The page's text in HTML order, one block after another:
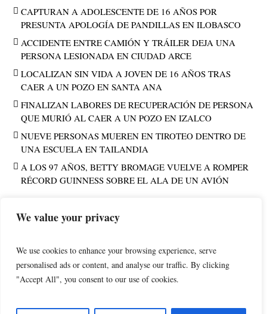
We value your privacy
We use cookies to enhance your browsing experience, serve
personalised ads or content, and analyse our traffic. By clicking
"Accept All", you consent to our use of cookies.
CAPTURAN A ADOLESCENTE DE 16 AÑOS POR
PRESUNTA APOLOGÍA DE PANDILLAS EN ILOBASCO
ACCIDENTE ENTRE CAMIÓN Y TRÁILER DEJA UNA
PERSONA LESIONADA EN CIUDAD ARCE
LOCALIZAN SIN VIDA A JOVEN DE 16 AÑOS TRAS
CAER A UN POZO EN SANTA ANA
FINALIZAN LABORES DE RECUPERACIÓN DE PERSONA
QUE MURIÓ AL CAER A UN POZO EN IZALCO
NUEVE PERSONAS MUEREN EN TIROTEO DENTRO DE
UNA ESCUELA EN TAILANDIA
A LOS 97 AÑOS, BETTY BROMAGE VUELVE A ROMPER
RÉCORD GUINNESS SOBRE EL ALA DE UN AVIÓN
PUBLICIDAD